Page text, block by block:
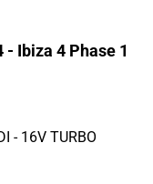
Ibiza 4 Phase 1
- 16V TURBO